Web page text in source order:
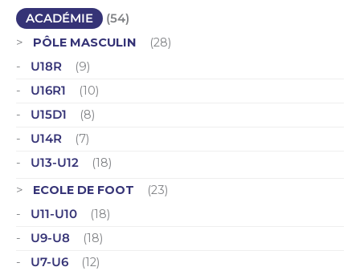
ACADÉMIE
(54)
PÔLE MASCULIN
(28)
U18R
(9)
U16R1
(10)
U15D1
(8)
U14R
(7)
U13-U12
(18)
ECOLE DE FOOT
(23)
U11-U10
(18)
U9-U8
(18)
U7-U6
(12)